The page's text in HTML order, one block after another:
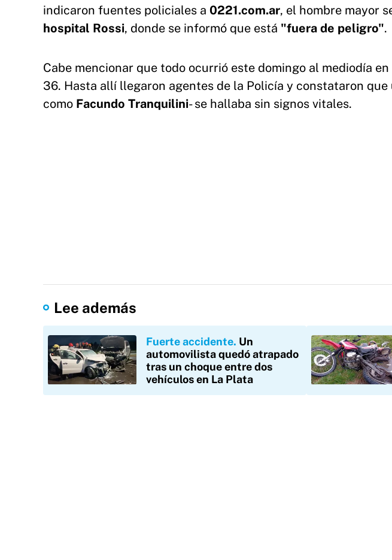
indicaron fuentes policiales a 0221.com.ar, el hombre mayor
hospital Rossi, donde se informó que está "fuera de peligro".
Cabe mencionar que todo ocurrió este domingo al mediodía
36. Hasta allí llegaron agentes de la Policía y constataron
como Facundo Tranquilini- se hallaba sin signos vitales.
Lee además
Fuerte accidente Un
automovilista quedó atrapado
tras un choque entre dos
vehículos en La Plata